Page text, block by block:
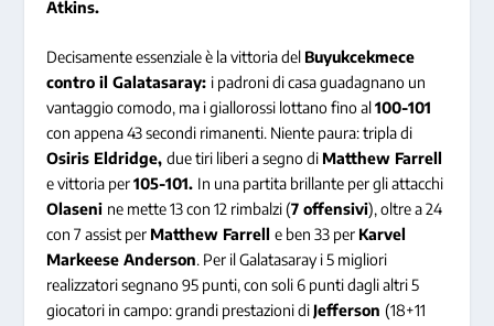
Atkins.
Decisamente essenziale è la vittoria del Buyukcekmece
contro il Galatasaray: i padroni di casa guadagnano un
vantaggio comodo, ma i giallorossi lottano fino al100-101
con appena 43 secondi rimanenti. Niente paura: tripla di
Osiris Eldridge,due tiri liberi a segno di Matthew Farrell
e vittoria per105-101. In una partita brillante per gli attacchi
Olaseni ne mette 13 con 12 rimbalzi (7 offensivi), oltre a 24
con 7 assist per Matthew Farrelle ben 33 per Karvel
Markeese Anderson. Per il Galatasaray i 5 migliori
realizzatori segnano 95 punti, con soli 6 punti dagli altri 5
giocatori in campo: grandi prestazioni diJefferson(18+11